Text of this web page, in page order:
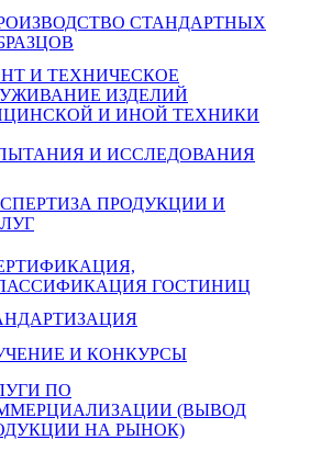
СТАНДАРТНЫХ
И ТЕХНИЧЕСКОЕ
ИЗДЕЛИЙ
И ИНОЙ ТЕХНИКИ
И ИССЛЕДОВАНИЯ
ПРОДУКЦИИ И
ГОСТИНИЦ
И КОНКУРСЫ
ПО
(ВЫВОД
НА РЫНОК)